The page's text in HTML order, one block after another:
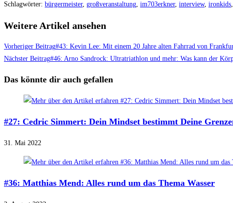
Schlagwörter: bürgermeister, großveranstaltung, im703erkner, interview, ironkids,
Weitere Artikel ansehen
Vorheriger Beitrag#43: Kevin Lee: Mit einem 20 Jahre alten Fahrrad von
Nächster Beitrag#46: Arno Sandrock: Ultratriathlon und mehr: Was kann der
Das könnte dir auch gefallen
#27: Cedric Simmert: Dein Mindset bestimmt Deine
31. Mai 2022
#36: Matthias Mend: Alles rund um das Thema Wasser